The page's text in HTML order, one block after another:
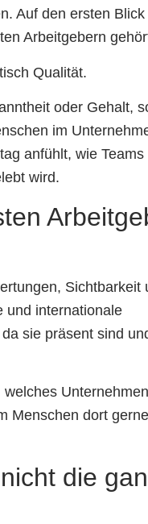
Auf den ersten
Arbeitgebern
Qualität.
oder Gehalt,
im
anfühlt, wie Teams
wird.
Sichtbarkeit
und internationale
sie präsent sind
Menschen dort gerne
die